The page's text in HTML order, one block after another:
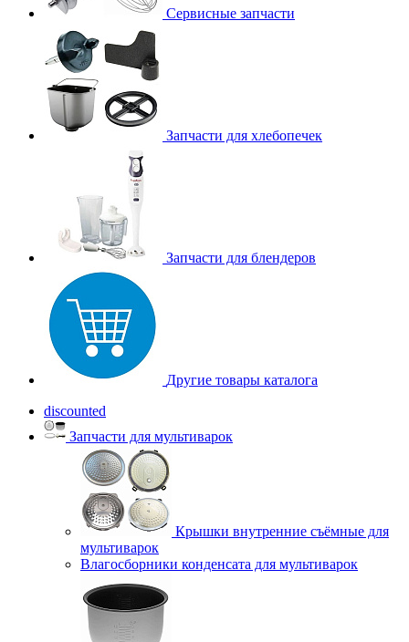
Сервисные запчасти
Запчасти для хлебопечек
Запчасти для блендеров
Другие товары каталога
discounted
Запчасти для мультиварок
Крышки внутренние съёмные для
мультиварок
Влагосборники конденсата для мультиварок